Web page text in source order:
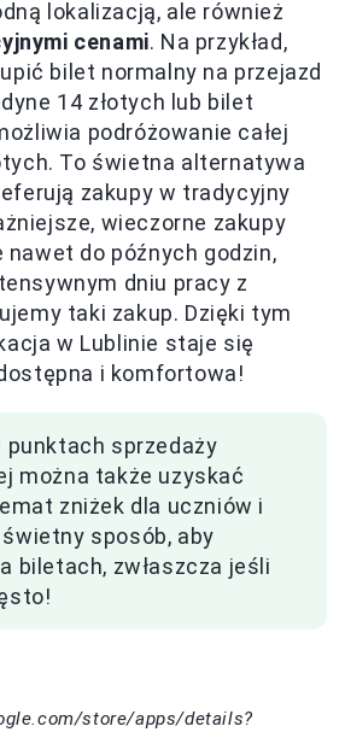
lokalizacją, ale również
cenami. Na przykład,
bilet normalny na przejazd
14 złotych lub bilet
podróżowanie całej
To świetna alternatywa
zakupy w tradycyjny
wieczorne zakupy
do późnych godzin,
dniu pracy z
taki zakup. Dzięki tym
w Lublinie staje się
i komfortowa!
punktach sprzedaży
można także uzyskać
zniżek dla uczniów i
sposób, aby
biletach, zwłaszcza jeśli
store/apps/details?